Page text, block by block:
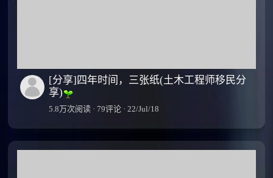
[分享]四年时间，三张纸(土木工程师移民分
享)
5.8万次阅读 · 79评论 · 22/Jul/18